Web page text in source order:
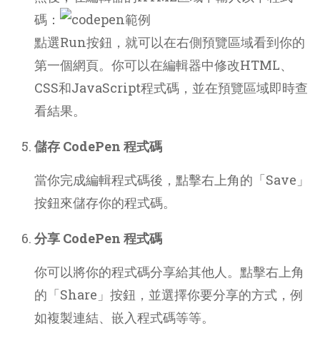
碼：
點選Run按鈕，就可以在右側預覽區域看到你的
第一個網頁。你可以在編輯器中修改HTML、
CSS和JavaScript程式碼，並在預覽區域即時查
看結果。
儲存 CodePen 程式碼
當你完成編輯程式碼後，點擊右上角的「Save」
按鈕來儲存你的程式碼。
分享 CodePen 程式碼
你可以將你的程式碼分享給其他人。點擊右上角
的「Share」按鈕，並選擇你要分享的方式，例
如複製連結、嵌入程式碼等等。